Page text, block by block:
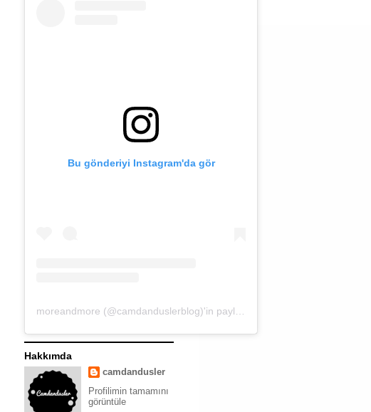
Bu gönderiyi Instagram'da gör
Hakkımda
camdandusler
Profilimin tamamını
görüntüle